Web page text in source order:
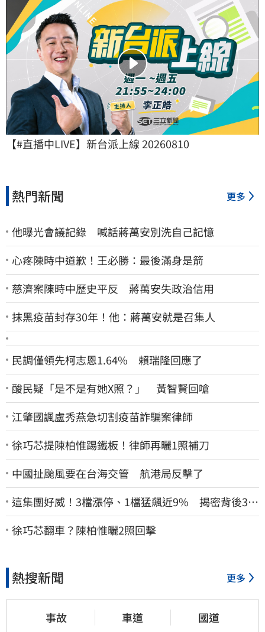
【#直播中LIVE】新台派上線 20260810
熱門新聞 更多
他曝光會議記錄 喊話蔣萬安別洗自己記憶
心疼陳時中道歉！王必勝：最後滿身是箭
慈濟案陳時中歷史平反 蔣萬安失政治信用
抹黑疫苗封存30年！他：蔣萬安就是召集人
民調僅領先柯志恩1.64% 賴瑞隆回應了
酸民疑「是不是有她X照？」 黃智賢回嗆
江肇國諷盧秀燕急切割疫苗詐騙案律師
徐巧芯提陳柏惟踢鐵板！律師再曬1照補刀
中國扯颱風要在台海交管 航港局反擊了
這集團好威！3檔漲停、1檔猛飆近9% 揭密背後3支
撐
徐巧芯翻車？陳柏惟曬2照回擊
熱搜新聞 更多
事故 車道 國道